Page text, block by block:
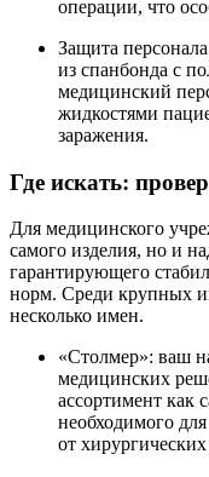
операции, что
Защита
из спанбонда с
медицинский
жидкостями
заражения.
Где искать:
Для медицинского
самого изделия, но и
гарантирующего
норм. Среди крупных
несколько имен.
«Столмер»: ваш
медицинских
ассортимент как
необходимого
от